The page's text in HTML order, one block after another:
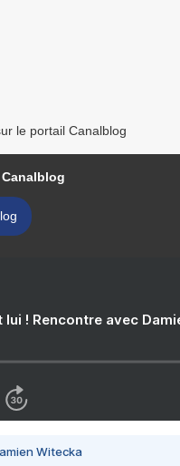
le portail Canalblog
! Rencontre avec
Witecka